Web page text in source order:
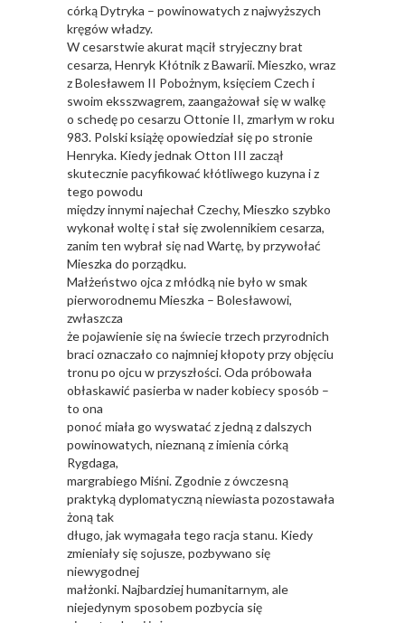
córką Dytryka – powinowatych z najwyższych
kręgów władzy.
W cesarstwie akurat mącił stryjeczny brat
cesarza, Henryk Kłótnik z Bawarii. Mieszko, wraz
z Bolesławem II Pobożnym, księciem Czech i
swoim eksszwagrem, zaangażował się w walkę
o schedę po cesarzu Ottonie II, zmarłym w roku
983. Polski książę opowiedział się po stronie
Henryka. Kiedy jednak Otton III zaczął
skutecznie pacyfikować kłótliwego kuzyna i z
tego powodu
między innymi najechał Czechy, Mieszko szybko
wykonał woltę i stał się zwolennikiem cesarza,
zanim ten wybrał się nad Wartę, by przywołać
Mieszka do porządku.
Małżeństwo ojca z młódką nie było w smak
pierworodnemu Mieszka – Bolesławowi,
zwłaszcza
że pojawienie się na świecie trzech przyrodnich
braci oznaczało co najmniej kłopoty przy objęciu
tronu po ojcu w przyszłości. Oda próbowała
obłaskawić pasierba w nader kobiecy sposób –
to ona
ponoć miała go wyswatać z jedną z dalszych
powinowatych, nieznaną z imienia córką
Rygdaga,
margrabiego Miśni. Zgodnie z ówczesną
praktyką dyplomatyczną niewiasta pozostawała
żoną tak
długo, jak wymagała tego racja stanu. Kiedy
zmieniały się sojusze, pozbywano się
niewygodnej
małżonki. Najbardziej humanitarnym, ale
niejedynym sposobem pozbycia się